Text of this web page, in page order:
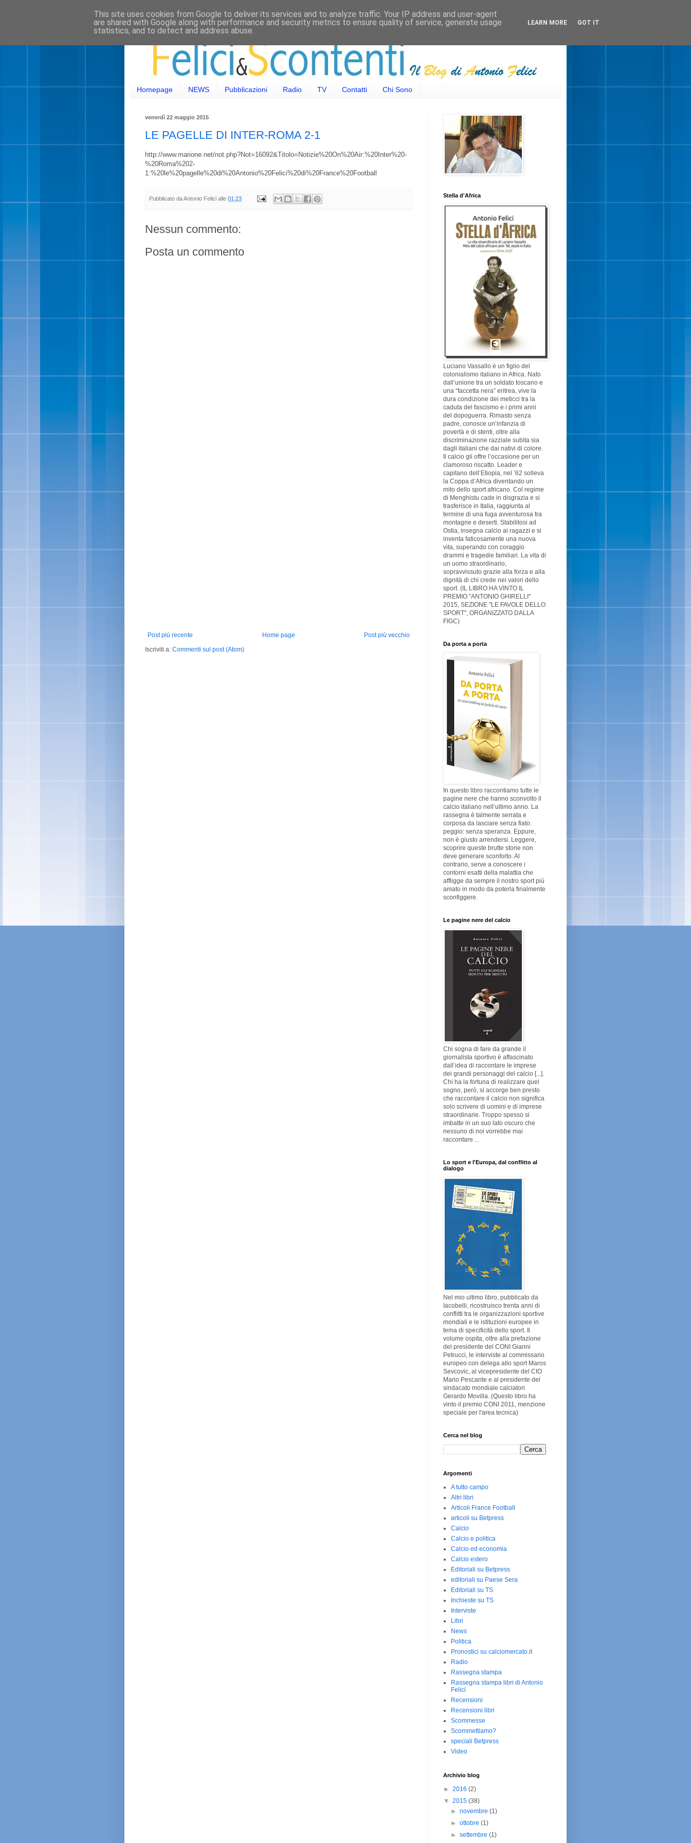
Homepage NEWS Pubblicazioni Radio TV Contatti Chi Sono
venerdì 22 maggio 2015
LE PAGELLE DI INTER-ROMA 2-1
http://www.marione.net/not.php?Not=16092&Titolo=Notizie%20On%20Air:%20Inter%20-
%20Roma%202-
1:%20le%20pagelle%20di%20Antonio%20Felici%20di%20France%20Football
Pubblicato daAntonio Felici alle 01:23
Nessun commento:
Posta un commento
Post più recente Post più vecchio
Home page
Iscriviti a: Commenti sul post (Atom)
Stella d'Africa
Luciano Vassallo è un figlio del
colonialismo italiano in Africa. Nato
dall’unione tra un soldato toscano e
una “faccetta nera” eritrea, vive la
dura condizione dei meticci tra la
caduta del fascismo e i primi anni
del dopoguerra. Rimasto senza
padre, conosce un’infanzia di
povertà e di stenti, oltre alla
discriminazione razziale subita sia
dagli italiani che dai nativi di colore.
Il calcio gli offre l’occasione per un
clamoroso riscatto. Leader e
capitano dell’Etiopia, nel ’62 solleva
la Coppa d’Africa diventando un
mito dello sport africano. Col regime
di Menghistu cade in disgrazia e si
trasferisce in Italia, raggiunta al
termine di una fuga avventurosa tra
montagne e deserti. Stabilitosi ad
Ostia, insegna calcio ai ragazzi e si
inventa faticosamente una nuova
vita, superando con coraggio
drammi e tragedie familiari. La vita di
un uomo straordinario,
sopravvissuto grazie alla forza e alla
dignità di chi crede nei valori dello
sport. (IL LIBRO HA VINTO IL
PREMIO "ANTONIO GHIRELLI"
2015, SEZIONE "LE FAVOLE DELLO
SPORT", ORGANIZZATO DALLA
FIGC)
Da porta a porta
In questo libro raccontiamo tutte le
pagine nere che hanno sconvolto il
calcio italiano nell’ultimo anno. La
rassegna è talmente serrata e
corposa da lasciare senza fiato.
peggio: senza speranza. Eppure,
non è giusto arrendersi. Leggere,
scoprire queste brutte storie non
deve generare sconforto. Al
contrario, serve a conoscere i
contorni esatti della malattia che
affligge da sempre il nostro sport più
amato in modo da poterla finalmente
sconfiggere.
Le pagine nere del calcio
Chi sogna di fare da grande il
giornalista sportivo è affascinato
dall’idea di raccontare le imprese
dei grandi personaggi del calcio [...].
Chi ha la fortuna di realizzare quel
sogno, però, si accorge ben presto
che raccontare il calcio non significa
solo scrivere di uomini e di imprese
straordinarie. Troppo spesso si
imbatte in un suo lato oscuro che
nessuno di noi vorrebbe mai
raccontare…
Lo sport e l'Europa, dal conflitto al
dialogo
Nel mio ultimo libro, pubblicato da
Iacobelli, ricostruisco trenta anni di
conflitti tra le organizzazioni sportive
mondiali e le istituzioni europee in
tema di specificità dello sport. Il
volume ospita, oltre alla prefazione
del presidente del CONI Gianni
Petrucci, le interviste al commissario
europeo con delega allo sport Maros
Sevcovic, al vicepresidente del CIO
Mario Pescante e al presidente del
sindacato mondiale calciatori
Gerardo Movilla. (Questo libro ha
vinto il premio CONI 2011, menzione
speciale per l'area tecnica)
Cerca nel blog
Argomenti
A tutto campo
Altri libri
Articoli France Football
articoli su Betpress
Calcio
Calcio e politica
Calcio ed economia
Calcio estero
Editoriali su Betpress
editoriali su Paese Sera
Editoriali su TS
Inchieste su TS
Interviste
Libri
News
Politica
Pronostici su calciomercato.it
Radio
Rassegna stampa
Rassegna stampa libri di Antonio
Felici
Recensioni
Recensioni libri
Scommesse
Scommettiamo?
speciali Betpress
Video
Archivio blog
► 2016 (2)
▼ 2015 (38)
►novembre(1)
►ottobre(1)
►settembre(1)
This site uses cookies from Google to deliver its services and to analyze traffic. Your IP address and user-agent
are shared with Google along with performance and security metrics to ensure quality of service, generate usage
statistics, and to detect and address abuse.
LEARN MORE GOT IT